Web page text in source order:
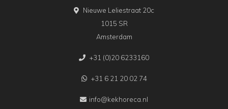
Nieuwe Leliestraat 20c
1015 SR
Amsterdam
+31 (0)20 6233160
+31 6 21 20 02 74
info@kekhoreca.nl